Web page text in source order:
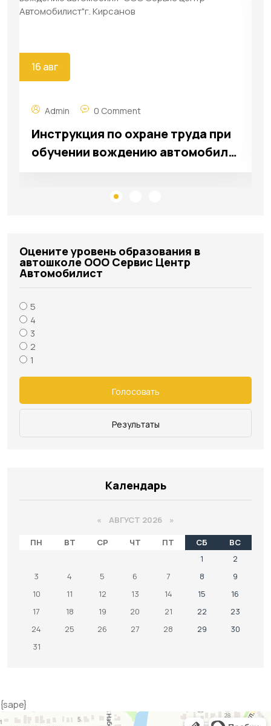
16 авг
Admin 0 Comment
Инструкция по охране труда при
обучении вождению автомобиля
Оцените уровень образования в
автошколе ООО Сервис Центр
Автомобилист
5
4
3
2
1
Голосовать
Результаты
Календарь
« АВГУСТ 2026 »
ПН ВТ СР ЧТ ПТ СБ
ВС
1
2
3
4 5 6 7 8
9
10
11 12 13 14 15
16
17
18 19 20 21 22
23
24
25 26 27 28 29
30
31
{sape}